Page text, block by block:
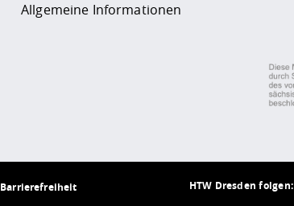
Allgemeine Informationen
Barrierefreiheit HTW Dresden folgen: